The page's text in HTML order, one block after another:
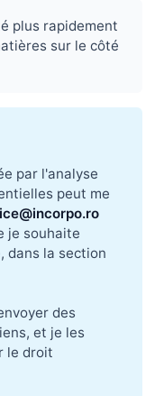
plus rapidement
sur le côté
par l'analyse
peut me
je souhaite
dans la section
des
et je les
le droit